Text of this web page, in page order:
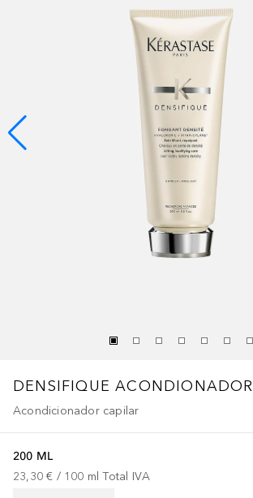
DENSIFIQUE ACONDIONADOR
Acondicionador capilar
200 ML
23,30 € / 100 ml Total IVA